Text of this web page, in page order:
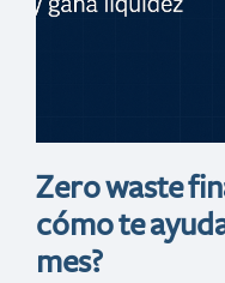
Zero waste
cómo te
mes?